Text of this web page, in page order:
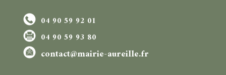
04 90 59 92 01
04 90 59 93 80
contact@mairie-aureille.fr